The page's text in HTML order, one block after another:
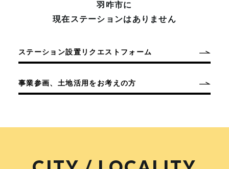
羽咋市に
現在ステーションはありません
ステーション設置リクエストフォーム
事業参画、土地活用をお考えの方